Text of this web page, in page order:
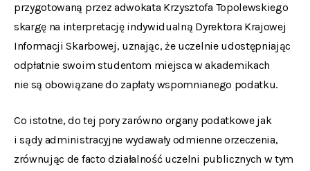
przygotowaną przez adwokata Krzysztofa Topolewskiego
skargę na interpretację indywidualną Dyrektora Krajowej
Informacji Skarbowej, uznając, że uczelnie udostępniając
odpłatnie swoim studentom miejsca w akademikach
nie są obowiązane do zapłaty wspomnianego podatku.
Co istotne, do tej pory zarówno organy podatkowe jak
i sądy administracyjne wydawały odmienne orzeczenia,
zrównując de facto działalność uczelni publicznych w tym